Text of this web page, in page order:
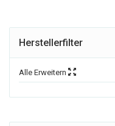
Herstellerfilter
Alle Erweitern